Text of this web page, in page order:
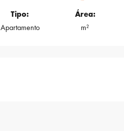
Tipo:
Apartamento
Área:
m²